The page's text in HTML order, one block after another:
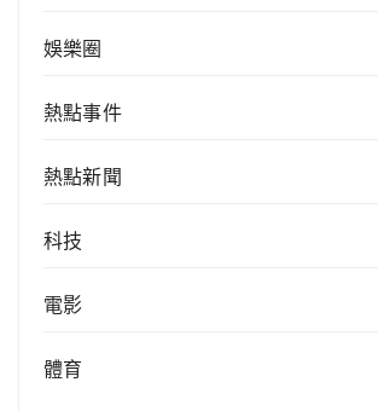
娛樂圈
熱點事件
熱點新聞
科技
電影
體育